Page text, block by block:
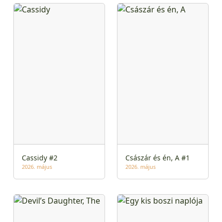
Cassidy #2
2026. május
Császár és én, A #1
2026. május